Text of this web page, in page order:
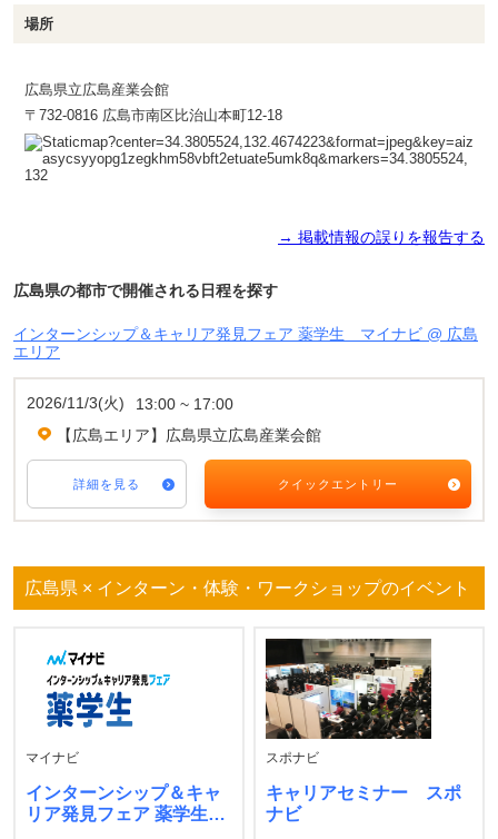
場所
広島県立広島産業会館
〒732-0816 広島市南区比治山本町12-18
→ 掲載情報の誤りを報告する
広島県の都市で開催される日程を探す
インターンシップ＆キャリア発見フェア 薬学生 マイナビ @ 広島
エリア
2026/11/3(火)
13:00 ~ 17:00
【広島エリア】広島県立広島産業会館
詳細を見る クイックエントリー
広島県 × インターン・体験・ワークショップのイベント
マイナビ
インターンシップ＆キャ
リア発見フェア 薬学生
スポナビ
キャリアセミナー スポ
ナビ